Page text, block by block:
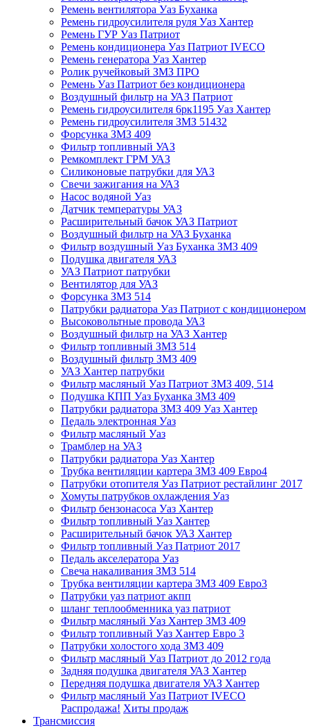
Ремень вентилятора Уаз Буханка
Ремень гидроусилителя руля Уаз Хантер
Ремень ГУР Уаз Патриот
Ремень кондиционера Уаз Патриот IVECO
Ремень генератора Уаз Хантер
Ролик ручейковый ЗМЗ ПРО
Ремень Уаз Патриот без кондиционера
Воздушный фильтр на УАЗ Патриот
Ремень гидроусилителя 6рк1195 Уаз Хантер
Ремень гидроусилителя ЗМЗ 51432
Форсунка ЗМЗ 409
Фильтр топливный УАЗ
Ремкомплект ГРМ УАЗ
Силиконовые патрубки для УАЗ
Свечи зажигания на УАЗ
Насос водяной Уаз
Датчик температуры УАЗ
Расширительный бачок УАЗ Патриот
Воздушный фильтр на УАЗ Буханка
Фильтр воздушный Уаз Буханка ЗМЗ 409
Подушка двигателя УАЗ
УАЗ Патриот патрубки
Вентилятор для УАЗ
Форсунка ЗМЗ 514
Патрубки радиатора Уаз Патриот с кондиционером
Высоковольтные провода УАЗ
Воздушный фильтр на УАЗ Хантер
Фильтр топливный ЗМЗ 514
Воздушный фильтр ЗМЗ 409
УАЗ Хантер патрубки
Фильтр масляный Уаз Патриот ЗМЗ 409, 514
Подушка КПП Уаз Буханка ЗМЗ 409
Патрубки радиатора ЗМЗ 409 Уаз Хантер
Педаль электронная Уаз
Фильтр масляный Уаз
Трамблер на УАЗ
Патрубки радиатора Уаз Хантер
Трубка вентиляции картера ЗМЗ 409 Евро4
Патрубки отопителя Уаз Патриот рестайлинг 2017
Хомуты патрубков охлаждения Уаз
Фильтр бензонасоса Уаз Хантер
Фильтр топливный Уаз Хантер
Расширительный бачок УАЗ Хантер
Фильтр топливный Уаз Патриот 2017
Педаль акселератора Уаз
Свеча накаливания ЗМЗ 514
Трубка вентиляции картера ЗМЗ 409 Евро3
Патрубки уаз патриот акпп
шланг теплообменника уаз патриот
Фильтр масляный Уаз Хантер ЗМЗ 409
Фильтр топливный Уаз Хантер Евро 3
Патрубки холостого хода ЗМЗ 409
Фильтр масляный Уаз Патриот до 2012 года
Задняя подушка двигателя УАЗ Хантер
Передняя подушка двигателя УАЗ Хантер
Фильтр масляный Уаз Патриот IVECO
Распродажа! Хиты продаж
Трансмиссия